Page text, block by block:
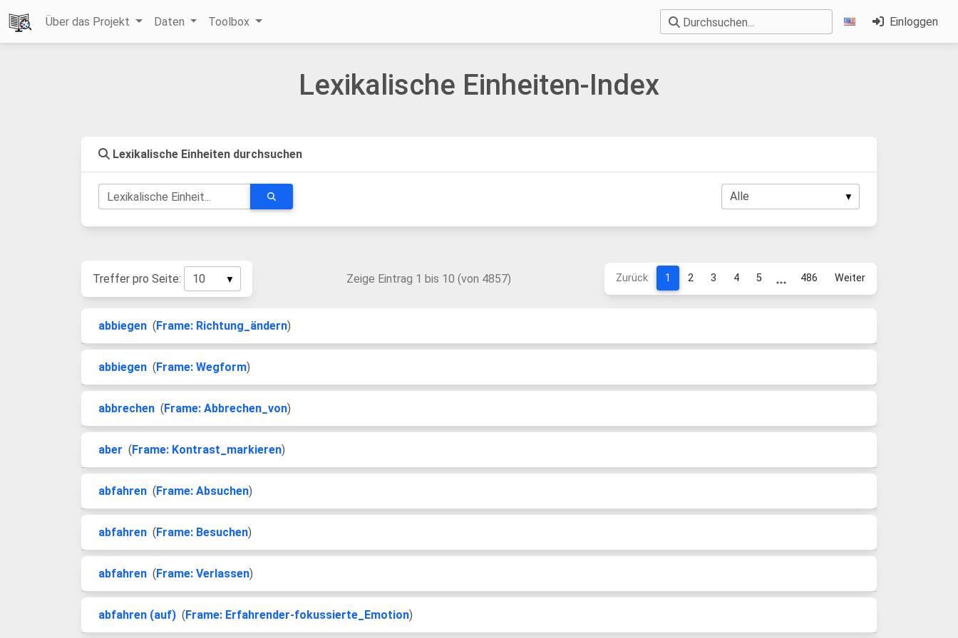
Über das Projekt Daten Toolbox Durchsuchen... Einloggen
Lexikalische Einheiten-Index
Lexikalische Einheiten durchsuchen
Lexikalische Einheit...
Treffer pro Seite: Zeige Eintrag 1 bis 10 (von 4857) Zurück 1 2 3 4 5 486 Weiter
abbiegen (Frame: Richtung_ändern)
abbiegen (Frame: Wegform)
abbrechen (Frame: Abbrechen_von)
aber (Frame: Kontrast_markieren)
abfahren (Frame: Absuchen)
abfahren (Frame: Besuchen)
abfahren (Frame: Verlassen)
abfahren (auf) (Frame: Erfahrender-fokussierte_Emotion)